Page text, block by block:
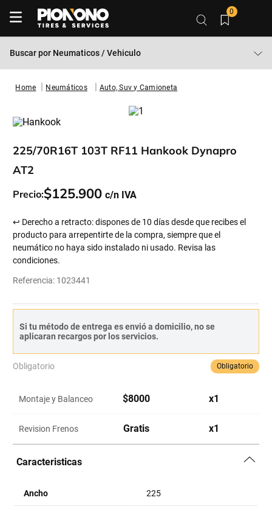
0
Buscar por Neumaticos / Vehiculo
Neumáticos Auto, Suv y Camioneta
225/70R16T 103T RF11 Hankook Dynapro
AT2
Precio:$125.900
↩ Derecho a retracto: dispones de 10 días desde que recibes el
producto para arrepentirte de la compra, siempre que el
neumático no haya sido instalado ni usado. Revisa las
condiciones.
Referencia: 1023441
Si tu método de entrega es envió a domicilio, no se
aplicaran recargos por los servicios.
Obligatorio Obligatorio
Montaje y Balanceo $8000 x1
Revision Frenos Gratis x1
Caracteristicas
Ancho 225